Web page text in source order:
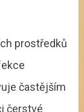
prostředků
častějším
čerstvé